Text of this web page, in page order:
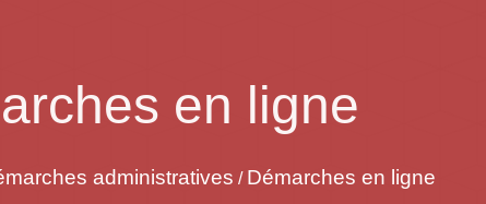
en ligne
administratives / Démarches en ligne